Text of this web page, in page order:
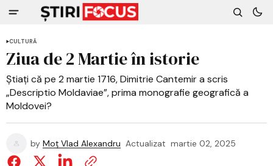
CULTURĂ
Ziua de 2 Martie în istorie
Știați că pe 2 martie 1716, Dimitrie Cantemir a scris
„Descriptio Moldaviae”, prima monografie geografică a
Moldovei?
by Moț Vlad Alexandru Actualizat martie 02, 2025